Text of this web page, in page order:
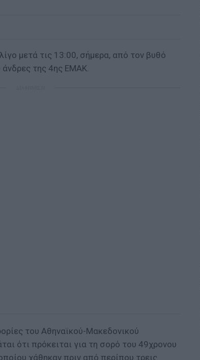
μετά τις 13:00, σήμερα, από τον βυθό
της 4ης ΕΜΑΚ.
του Αθηναϊκού-Μακεδονικού
ότι πρόκειται για τη σορό του 49χρονου
χάθηκαν πριν από περίπου τρεις